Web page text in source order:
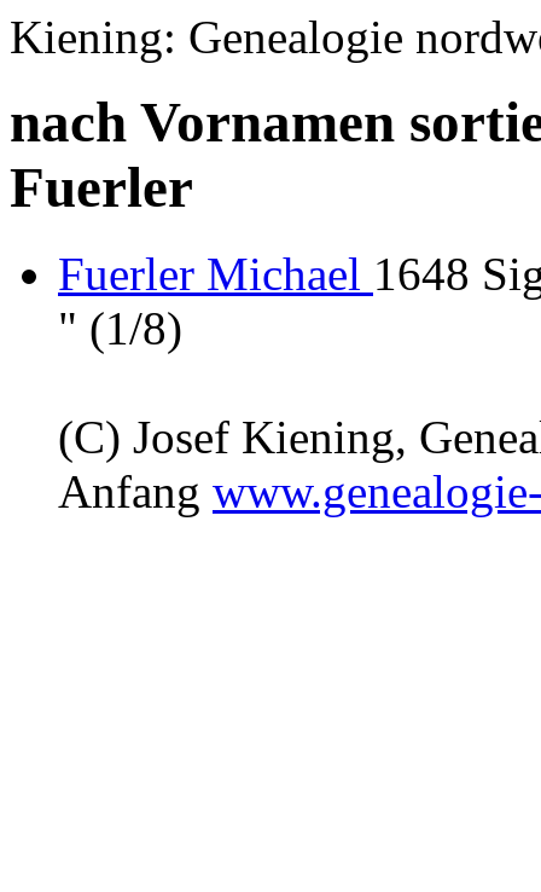
Kiening: Genealogie
nach Vornamen
Fuerler
Fuerler Michael 1648
" (1/8)
(C) Josef Kiening,
Anfang